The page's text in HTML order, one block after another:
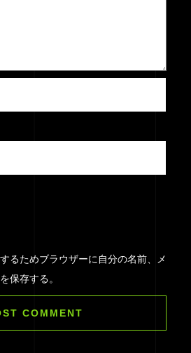
るためブラウザーに自分の名前、メ
保存する。